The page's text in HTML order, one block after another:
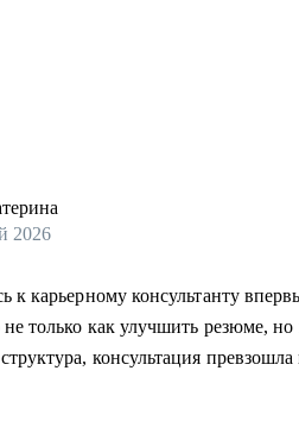
2026
к карьерному консультанту
только как улучшить резюме,
консультация